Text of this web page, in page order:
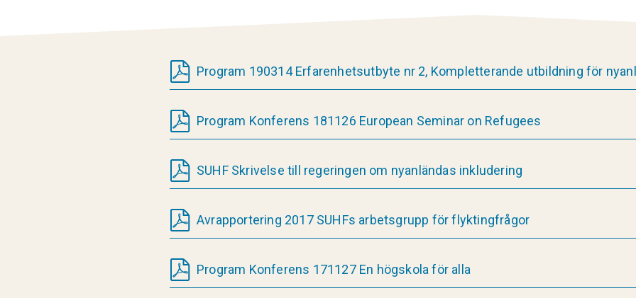
Program 190314 Erfarenhetsutbyte nr 2, Kompletterande utbildning för
Program Konferens 181126 European Seminar on Refugees
SUHF Skrivelse till regeringen om nyanländas inkludering
Avrapportering 2017 SUHFs arbetsgrupp för flyktingfrågor
Program Konferens 171127 En högskola för alla